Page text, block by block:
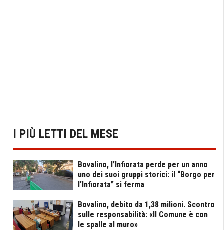
I PIÙ LETTI DEL MESE
Bovalino, l’Infiorata perde per un anno
uno dei suoi gruppi storici: il “Borgo per
l'Infiorata” si ferma
Bovalino, debito da 1,38 milioni. Scontro
sulle responsabilità: «Il Comune è con
le spalle al muro»